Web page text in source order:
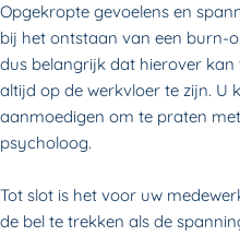
Opgekropte gevoelens en
bij het ontstaan van een burn-
dus belangrijk dat hierover
altijd op de werkvloer te zijn. U
aanmoedigen om te praten
psycholoog.
Tot slot is het voor uw
de bel te trekken als de